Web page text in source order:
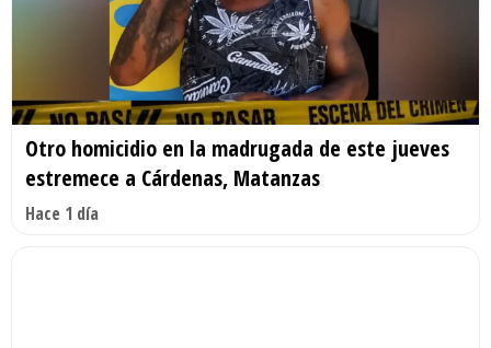
Otro homicidio en la madrugada de este jueves
estremece a Cárdenas, Matanzas
Hace 1 día